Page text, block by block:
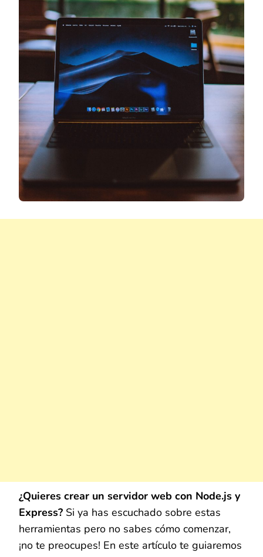
¿Quieres crear un servidor web con Node.js y
Express? Si ya has escuchado sobre estas
herramientas pero no sabes cómo comenzar,
¡no te preocupes! En este artículo te guiaremos